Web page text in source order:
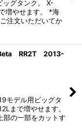
グタンク。 X-
増やせます。 *海
注文いただいてか
RR2T 2013-
デル用ビッグタ
まで増やせます。
部の一部をカットす